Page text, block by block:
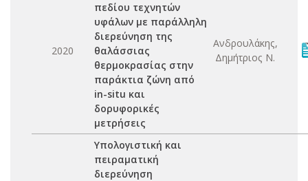
2020
πεδίου τεχνητών
υφάλων με παράλληλη
διερεύνηση της
θαλάσσιας
θερμοκρασίας στην
παράκτια ζώνη από
in-situ και
δορυφορικές
μετρήσεις
Ανδρουλάκης,
Δημήτριος Ν.
Υπολογιστική και
πειραματική
διερεύνηση